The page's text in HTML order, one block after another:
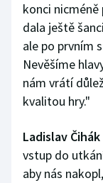
konci
dala ještě
ale po prvním
Nevěšíme
nám vrátí
kvalitou hry."
Ladislav
vstup do
aby nás